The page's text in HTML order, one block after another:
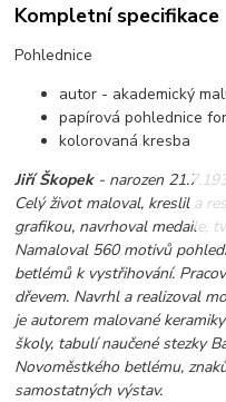
Kompletní specifikace
Pohlednice
autor - akademický
papírová pohlednice
kolorovaná kresba
Jiří Škopek- narozen
Celý život maloval, kreslil a
grafikou, navrhoval medaile,
Namaloval 560 motivů
betlémů k vystřihování.
dřevem. Navrhl a realizoval
je autorem malované
školy, tabulí naučené stezky
Novoměstkého betlému,
samostatných výstav.